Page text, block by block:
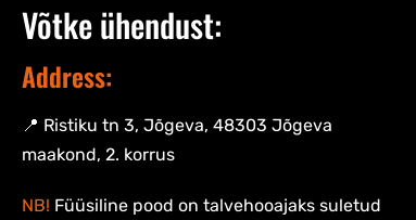
Võtke ühendust:
Address:
📍 Ristiku tn 3, Jõgeva, 48303 Jõgeva
maakond, 2. korrus
NB! Füüsiline pood on talvehooajaks suletud